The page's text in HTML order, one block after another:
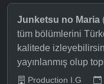
Junketsu no Maria
tüm bölümlerini
kalitede
yayınlanmış olup
Production I.G